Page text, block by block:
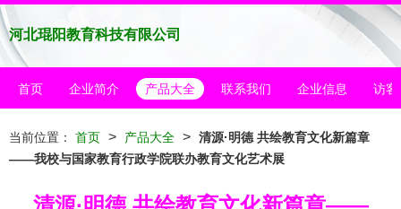
河北琨阳教育科技有限公司
首页 企业简介 产品大全 联系我们 企业信息 访客
当前位置： 首页 > 产品大全 > 清源·明德 共绘教育文化新篇章
——我校与国家教育行政学院联办教育文化艺术展